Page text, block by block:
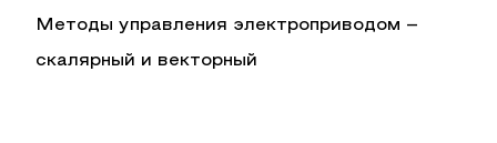
Методы управления электроприводом –
скалярный и векторный